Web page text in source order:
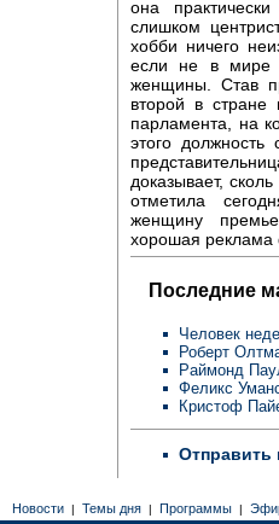
она
слишком
хобби ничего
если не в мире
женщины. Став
второй в стране
парламента, на
этого
доказывает,
отметила
женщину
хорошая реклама
Последние
Человек
Роберт
Раймонд
Феликс
Кристоф
Отправить
Новости | Темы дня | Программы |